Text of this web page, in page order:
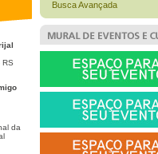
RS
da
Busca Avançada